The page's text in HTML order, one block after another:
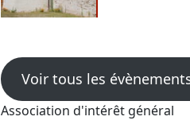
Voir tous les
Association d'intérêt général